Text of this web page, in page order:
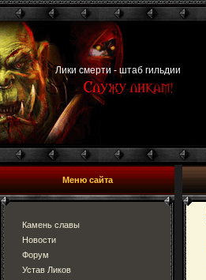
Лики смерти - штаб гильдии
Меню сайта
Камень славы
Новости
Форум
Устав Ликов